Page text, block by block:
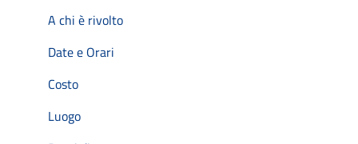
A chi è rivolto
Date e Orari
Costo
Luogo